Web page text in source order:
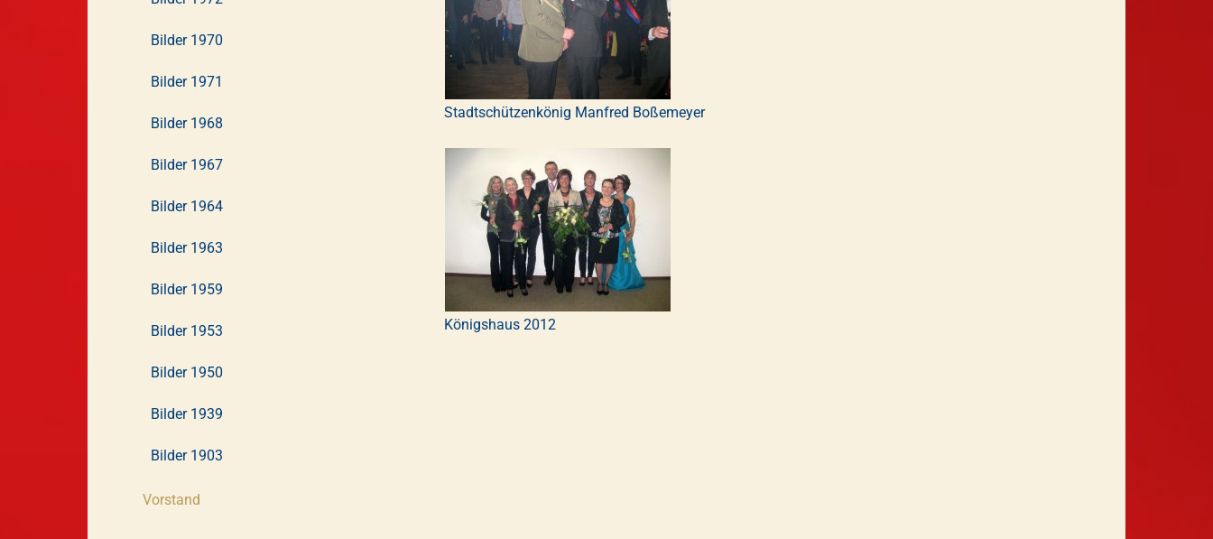
Bilder 1970
Bilder 1971
Bilder 1968
Bilder 1967
Bilder 1964
Bilder 1963
Bilder 1959
Bilder 1953
Bilder 1950
Bilder 1939
Bilder 1903
Vorstand
Stadtschützenkönig Manfred Boßemeyer
Königshaus 2012